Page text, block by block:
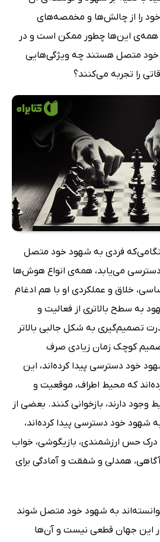
را از چالش‌ها و مخمصه‌های
همه‌ی این‌ها چطور ممکن است و در
خود متصل هستند چه ویژگی‌هایی
را تجربه می‌کنند؟
فردی به شهود خود متصل
می‌یابد، همه‌ی انواع هوش‌ها
خلاق و عملکردی او با هم ادغام
به سطح بالاتری از فعالیت و
تصمیم‌گیری به شکل جالبی بالاتر
کوچک زمان زیادی صرف
خود دسترسی پیدا کرده‌اند، این
که محیط اطراف، موقعیت و
دارند، بازخوانی کنند. بعضی از
خود دسترسی پیدا کرده‌اند،
درک حس ارزشمندی، بازیگوشی، خواب
همدلی و شفقت و آمادگی برای
به شهود خود متصل شوند
این جهان قطعی نیست و آن‌ها